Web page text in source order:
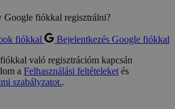
Google fiókkal regisztrálni?
fiókkal
Bejelentkezés Google fiókkal
való regisztrációm kapcsán
a Felhasználási feltételeketés
szabályzatot..